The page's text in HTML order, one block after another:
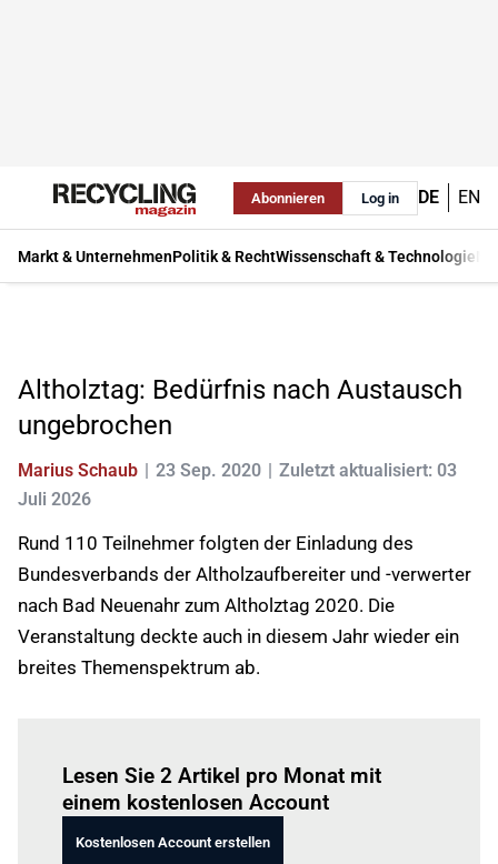
Abonnieren Log in DE EN
Markt & UnternehmenPolitik & RechtWissenschaft & Technologie
Altholztag: Bedürfnis nach Austausch
ungebrochen
Marius Schaub 23 Sep. 2020
Zuletzt aktualisiert: 03
Juli 2026
Rund 110 Teilnehmer folgten der Einladung des
Bundesverbands der Altholzaufbereiter und -verwerter
nach Bad Neuenahr zum Altholztag 2020. Die
Veranstaltung deckte auch in diesem Jahr wieder ein
breites Themenspektrum ab.
Lesen Sie 2 Artikel pro Monat mit
einem kostenlosen Account
Kostenlosen Account erstellen